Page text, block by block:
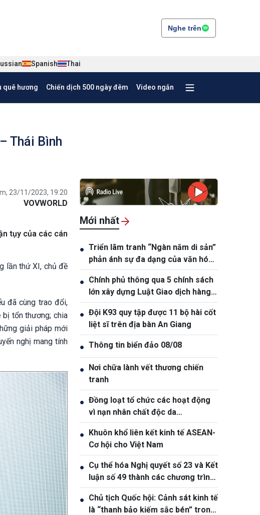
Nghe trên
Spanish Thai
quê hương Chiến dịch 500 ngày đêm Video ngắn
Thái Bình
23/11/2023, 19:20
VOVWORLD
tụy của các cán
lần thứ XI, chủ đề
đã cùng trao đổi,
bị tổn thương; chia
giải pháp mới
nghị mang tính
Mới nhất
● Triển lãm tranh “Ngàn năm di sản”
phản ánh sự đa dạng của văn hóa
Việt Nam
● Chính phủ thông qua 5 chính sách
lớn xây dựng Luật Giao dịch hàng
hóa phái sinh
● Đội K93 quy tập được 11 bộ hài cốt
liệt sĩ trên địa bàn An Giang
● Thông tin biển đảo 08/08
● Nơi chữa lành vết thương chiến
tranh
● Đồng loạt tổ chức các hoạt động
vì nạn nhân chất độc da
cam/dioxin
● Khuôn khổ liên kết kinh tế ASEAN-
Cơ hội cho Việt Nam
● Cụ thể hóa Nghị quyết số 23 và Kết
luận số 49 thành các chương trình
hành động cụ thể
● Chủ tịch Quốc hội: Cảnh sát kinh tế
là “thanh bảo kiếm sắc bén” trong